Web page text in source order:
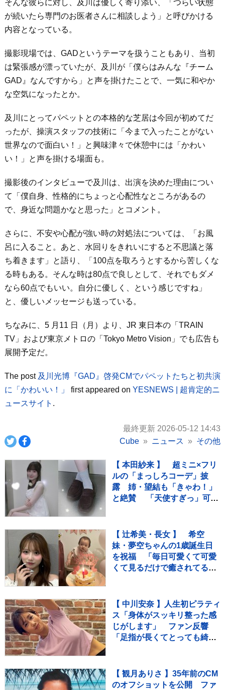
そんな彼らに対し、及川は優しく寄り添い、「つらい状態
が続いたら専門のお医者さんに相談しよう」と呼びかける
内容となっている。
撮影現場では、GADというテーマを扱うこともあり、当初
は緊張感が漂っていたが、及川が「僕らはみんな『チーム
GAD』なんですから」と声を掛けたことで、一気に和やか
な空気になったとか。
及川にとってパペットとの本格的な芝居は今回が初めてだ
ったが、操演スタッフの技術に「今まで入ったことがない
世界なので面白い！」と興味津々で休憩中には「かわい
い！」と声を掛ける場面も。
撮影後のインタビューで及川は、出演を決めた理由につい
て「僕自身、性格的にちょっと心配性なところがあるの
で、身近な問題かなと思った」とコメント。
さらに、不安や心配が強い時の対処法については、「お風
呂に入ること。あと、水回りをきれいにすると不思議と落
ち着きます」と語り、「100点を取ろうとするから苦しくな
る時もある。そんな時は80点で良しとして、それでもダメ
なら60点でもいい。自分に優しく、という感じですね」
と、優しいメッセージも送っている。
ちなみに、5 月11 日（月）より、JR 東日本の「TRAIN
TV」および東京メトロの「Tokyo Metro Vision」でも広告も
展開予定だ。
The post 及川光博『GAD』啓発CMでパペットたちと初共演
に「かわいい！」
first appeared on YESNEWS | 超肯定的ニ
ュースサイト .
最終更新 2026-05-12 14:43
Cube
ニュース その他
【 本田紗来 】 超ミニ×フリ
ルの「まっしろコーデ」披
露 姉・望結も「きゃわ！」
と絶賛 「天使すぎっ」可愛
【 辻希美・長女 】 希空
妹・夢空ちゃんの1歳誕生日
を祝福 「毎日可愛くて可愛
くて見るだけで癒されてる
【 中川安奈 】人生初ピラティ
ス「身体がスッキリ整った感
じがします」 ファン反響
「足指が長くてとっても綺
【 観月ありさ 】35年前のCM
のオフショットを公開 ファ